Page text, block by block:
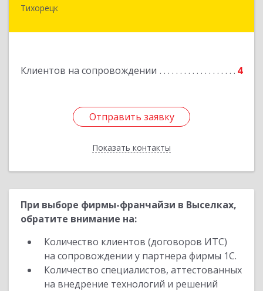
Тихорецк
Клиентов на сопровождении 4
Отправить заявку
Показать контакты
352114, Краснодарский край, Тихорецкий р-н,
Подробнее
Отправить заявку
Назад
При выборе фирмы-франчайзи в Выселках,
обратите внимание на:
Количество клиентов (договоров ИТС)
на сопровождении у партнера фирмы 1С.
Количество специалистов, аттестованных
на внедрение технологий и решений